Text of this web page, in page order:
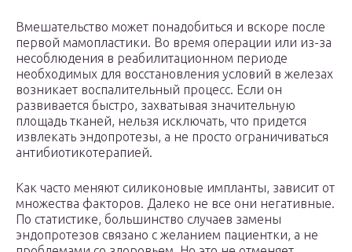
Вмешательство может понадобиться и вскоре после
первой мамопластики. Во время операции или из-за
несоблюдения в реабилитационном периоде
необходимых для восстановления условий в железах
возникает воспалительный процесс. Если он
развивается быстро, захватывая значительную
площадь тканей, нельзя исключать, что придется
извлекать эндопротезы, а не просто ограничиваться
антибиотикотерапией.
Как часто меняют силиконовые импланты, зависит от
множества факторов. Далеко не все они негативные.
По статистике, большинство случаев замены
эндопротезов связано с желанием пациентки, а не